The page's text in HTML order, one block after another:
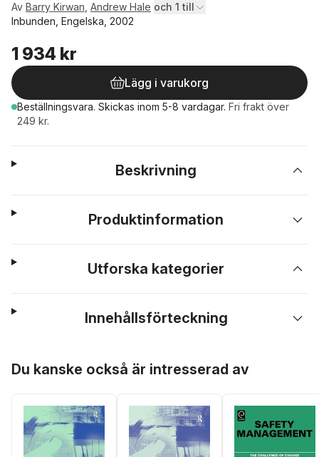
Av Barry Kirwan Andrew Hale och 1 till
Inbunden, Engelska, 2002
1 934 kr
Lägg i varukorg
Beställningsvara. Skickas inom 5-8 vardagar. Fri frakt över
249 kr.
Beskrivning
Produktinformation
Utforska kategorier
Innehållsförteckning
Du kanske också är intresserad av